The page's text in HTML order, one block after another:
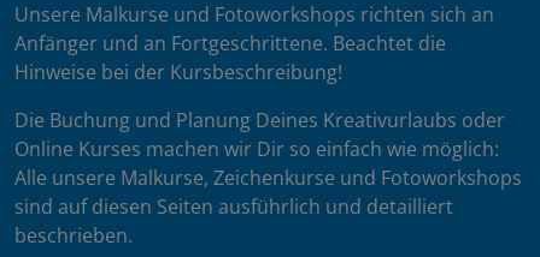
Unsere Malkurse und Fotoworkshops richten sich an
Anfänger und an Fortgeschrittene. Beachtet die
Hinweise bei der Kursbeschreibung!
Die Buchung und Planung Deines Kreativurlaubs oder
Online Kurses machen wir Dir so einfach wie möglich:
Alle unsere Malkurse, Zeichenkurse und Fotoworkshops
sind auf diesen Seiten ausführlich und detailliert
beschrieben.